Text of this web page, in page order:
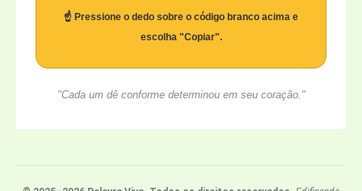
☝️ Pressione o dedo sobre o código branco acima e
escolha "Copiar".
"Cada um dê conforme determinou em seu coração."